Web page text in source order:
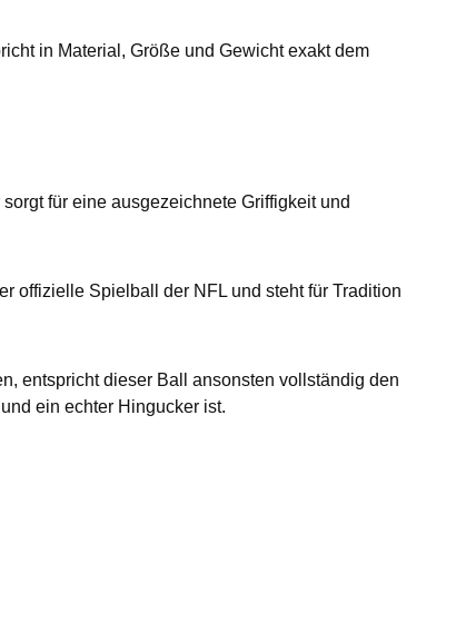
in Material, Größe und Gewicht exakt dem
für eine ausgezeichnete Griffigkeit und
offizielle Spielball der NFL und steht für Tradition
entspricht dieser Ball ansonsten vollständig den
ein echter Hingucker ist.